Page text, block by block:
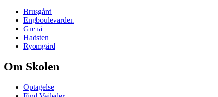
Brusgård
Engboulevarden
Grenå
Hadsten
Ryomgård
Om Skolen
Optagelse